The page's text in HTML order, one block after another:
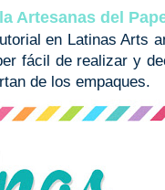
Artesanas del
en Latinas Arts
fácil de realizar y
de los empaques.